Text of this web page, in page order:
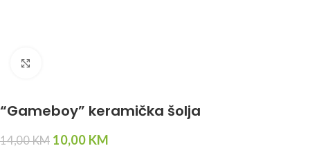
“Gameboy” keramička šolja
14,00KM 10,00 KM